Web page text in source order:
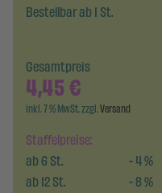
Bestellbar ab 1 St.
Staffelpreise:
ab6St. -4%
ab12St. -8%
Gesamtpreis
4,45€
inkl. 7 % MwSt. zzgl.Versand